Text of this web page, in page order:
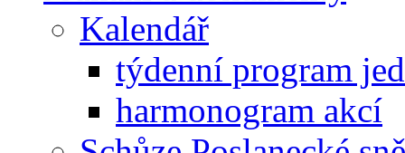
Kalendář
týdenní program
harmonogram akcí